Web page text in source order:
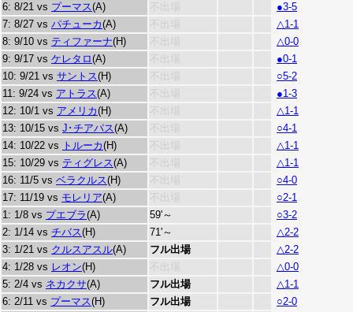
6: 8/21 vs プーマス(A) 不出場
●3-5
7: 8/27 vs パチューカ(A) 不出場
△1-1
8: 9/10 vs ティファーナ(H) 不出場
△0-0
9: 9/17 vs ケレタロ(A) 不出場
●0-1
10: 9/21 vs サントス(H) 不出場
○5-2
11: 9/24 vs アトラス(A) 不出場
●1-3
12: 10/1 vs アメリカ(H) 不出場
△1-1
13: 10/15 vs J･チアパス(A) 不出場
○4-1
14: 10/22 vs トルーカ(H) 不出場
△1-1
15: 10/29 vs ティグレス(A) 不出場
△1-1
16: 11/5 vs ベラクルス(H) 不出場
○4-0
17: 11/19 vs モレリア(A) 不出場
○2-1
1: 1/8 vs プエブラ(A) 59'～
○3-2
2: 1/14 vs チバス(H) 71'～
△2-2
3: 1/21 vs クルスアスル(A) フル出場
△2-2
4: 1/28 vs レオン(H) 不出場
△0-0
5: 2/4 vs ネカクサ(A) フル出場
△1-1
6: 2/11 vs プーマス(H) フル出場
○2-0